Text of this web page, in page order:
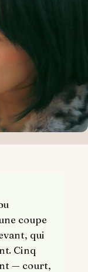
coupe
qui
Cinq
— court,